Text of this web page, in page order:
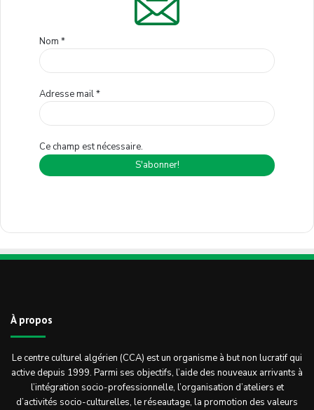
Nom *
Adresse mail*
Ce champ est nécessaire.
À propos
Le centre culturel algérien (CCA) est un organisme à but non lucratif qui
active depuis 1999. Parmi ses objectifs, l’aide des nouveaux arrivants à
l’intégration socio-professionnelle, l’organisation d’ateliers et
d’activités socio-culturelles, le réseautage, la promotion des valeurs